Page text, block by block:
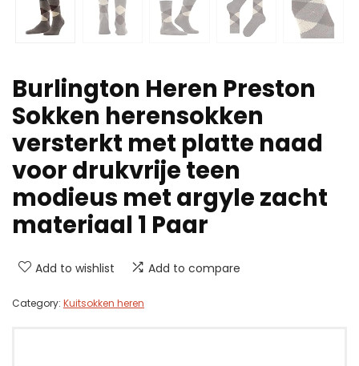
Burlington Heren Preston
Sokken herensokken
versterkt met platte naad
voor drukvrije teen
modieus met argyle zacht
materiaal 1 Paar
Add to wishlist Add to compare
Category: Kuitsokken heren